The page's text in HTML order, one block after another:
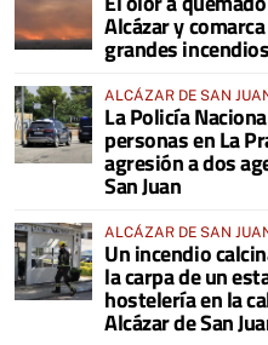
Alcázar y
grandes
ALCÁZAR DE SAN
La Policía
personas en La
agresión a dos
San Juan
ALCÁZAR DE SAN
Un incendio
la carpa de un
hostelería en la
Alcázar de San